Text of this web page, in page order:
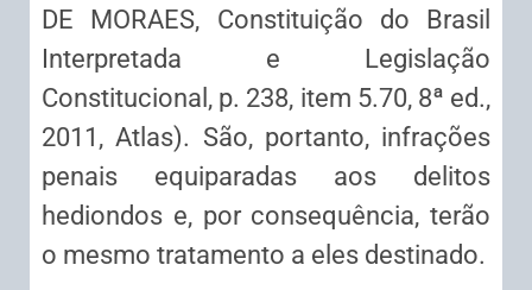
DE MORAES, Constituição do Brasil
Interpretada e Legislação
Constitucional, p. 238, item 5.70, 8ª ed.,
2011, Atlas). São, portanto, infrações
penais equiparadas aos delitos
hediondos e, por consequência, terão
o mesmo tratamento a eles destinado.